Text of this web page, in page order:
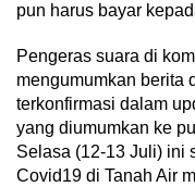
pun harus bayar
Pengeras suara di
mengumumkan berita
terkonfirmasi dalam
yang diumumkan ke
Selasa (12-13 Juli) ini
Covid19 di Tanah Air